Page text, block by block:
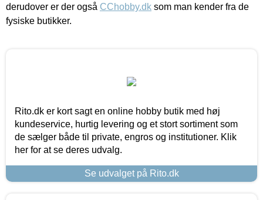
derudover er der også CChobby.dk som man kender fra de
fysiske butikker.
Rito.dk er kort sagt en online hobby butik med høj
kundeservice, hurtig levering og et stort sortiment som
de sælger både til private, engros og institutioner. Klik
her for at se deres udvalg.
Se udvalget på Rito.dk